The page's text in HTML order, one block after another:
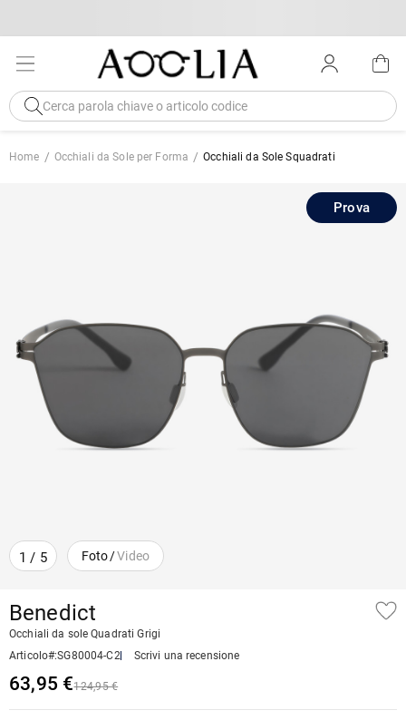
Home Occhiali da Sole per Forma Occhiali da Sole Squadrati
1 / 5 Foto/Video
Prova
Benedict
Occhiali da sole Quadrati Grigi
Articolo#:SG80004-C2 Scrivi una recensione
63,95 €124,95 €